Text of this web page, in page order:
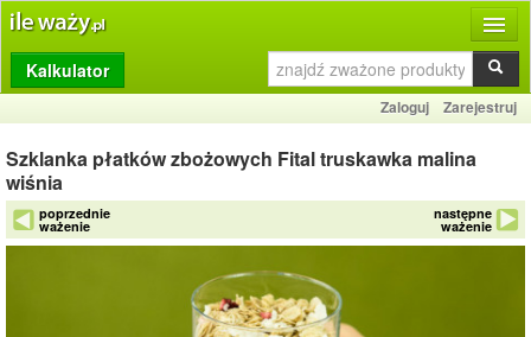
Produkty
Dziennik
Przelicznik
Porównywarka
Kalkulator
Zaloguj Zarejestruj
Szklanka płatków zbożowych Fital truskawka malina
wiśnia
poprzednie
ważenie
następne
ważenie